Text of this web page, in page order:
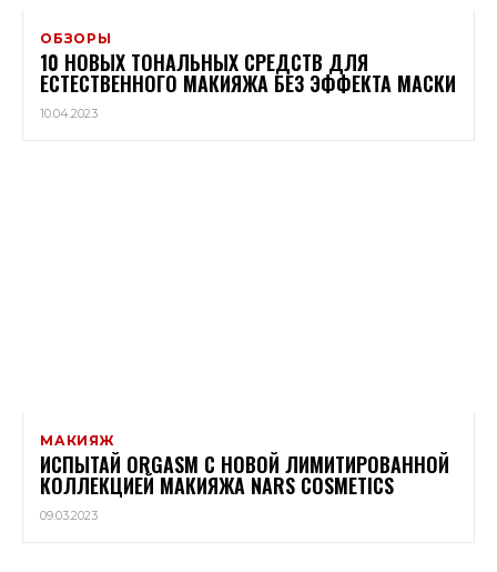
ОБЗОРЫ
10 НОВЫХ ТОНАЛЬНЫХ СРЕДСТВ ДЛЯ
ЕСТЕСТВЕННОГО МАКИЯЖА БЕЗ ЭФФЕКТА МАСКИ
10.04.2023
МАКИЯЖ
ИСПЫТАЙ ORGASM С НОВОЙ ЛИМИТИРОВАННОЙ
КОЛЛЕКЦИЕЙ МАКИЯЖА NARS COSMETICS
09.03.2023